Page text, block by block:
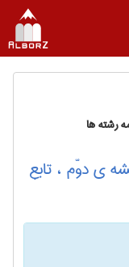
رشته ها
ی دوّم ، تابع